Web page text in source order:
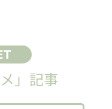
」 記事